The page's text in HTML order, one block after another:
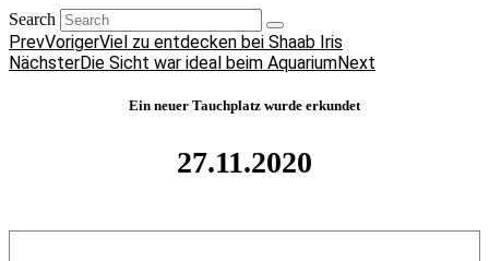
Search
PrevVorigerViel zu entdecken bei Shaab Iris
NächsterDie Sicht war ideal beim AquariumNext
Ein neuer Tauchplatz wurde erkundet
27.11.2020